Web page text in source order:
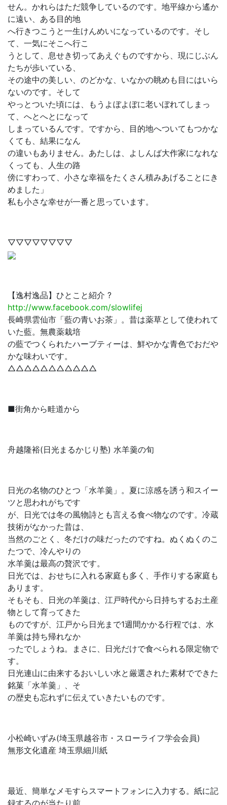
せん。かれらはただ競争しているのです。地平線から遙か
に遠い、ある目的地
へ行きつこうと一生けんめいになっているのです。そし
て、一気にそこへ行こ
うとして、息せき切ってあえぐものですから、現にじぶん
たちが歩いている、
その途中の美しい、のどかな、いなかの眺めも目にはいら
ないのです。そして
やっとついた頃には、もうよぼよぼに老いぼれてしまっ
て、へとへとになって
しまっているんです。ですから、目的地へついてもつかな
くても、結果になん
の違いもありません。あたしは、よしんば大作家になれな
くっても、人生の路
傍にすわって、小さな幸福をたくさん積みあげることにき
めました」
私も小さな幸せが一番と思っています。
▽▽▽▽▽▽▽▽
【逸村逸品】ひとこと紹介 ?
http://www.facebook.com/slowlifej
長崎県雲仙市「藍の青いお茶」。昔は薬草として使われて
いた藍。無農薬栽培
の藍でつくられたハーブティーは、鮮やかな青色でおだや
かな味わいです。
△△△△△△△△△△△
■街角から畦道から
舟越隆裕(日光まるかじり塾) 水羊羹の旬
日光の名物のひとつ「水羊羹」。夏に涼感を誘う和スイー
ツと思われがちです
が、日光では冬の風物詩とも言える食べ物なのです。冷蔵
技術がなかった昔は、
当然のごとく、冬だけの味だったのですね。ぬくぬくのこ
たつで、冷んやりの
水羊羹は最高の贅沢です。
日光では、おせちに入れる家庭も多く、手作りする家庭も
あります。
そもそも、日光の羊羹は、江戸時代から日持ちするお土産
物として育ってきた
ものですが、江戸から日光まで1週間かかる行程では、水
羊羹は持ち帰れなか
ったでしょうね。まさに、日光だけで食べられる限定物で
す。
日光連山に由来するおいしい水と厳選された素材でできた
銘菓「水羊羹」、そ
の歴史も忘れずに伝えていきたいものです。
小松崎いずみ(埼玉県越谷市・スローライフ学会会員)
無形文化遺産 埼玉県細川紙
最近、簡単なメモすらスマートフォンに入力する。紙に記
録するのが当たり前